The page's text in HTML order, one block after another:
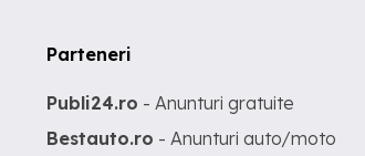
Parteneri
Publi24.ro - Anunturi gratuite
Bestauto.ro - Anunturi auto/moto